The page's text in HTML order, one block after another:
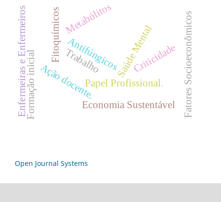
Papel Profissional.
Ação docente.
Criticidade
Formação inicial Saúde Mental
Enfermeiras e Enfermeiros Antifúngicos
FitoquímicosMetabólitos
Economia Sustentável Fatores Socioeconômicos
Trabalho
Open Journal Systems